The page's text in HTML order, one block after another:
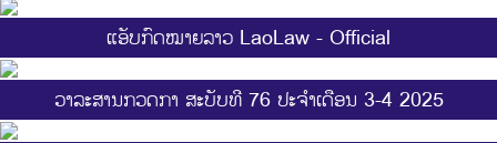
ແອັບກົດໝາຍລາວ LaoLaw - Official
ວາລະສານກວດກາ ສະບັບທີ 76 ປະຈຳເດືອນ 3-4 2025